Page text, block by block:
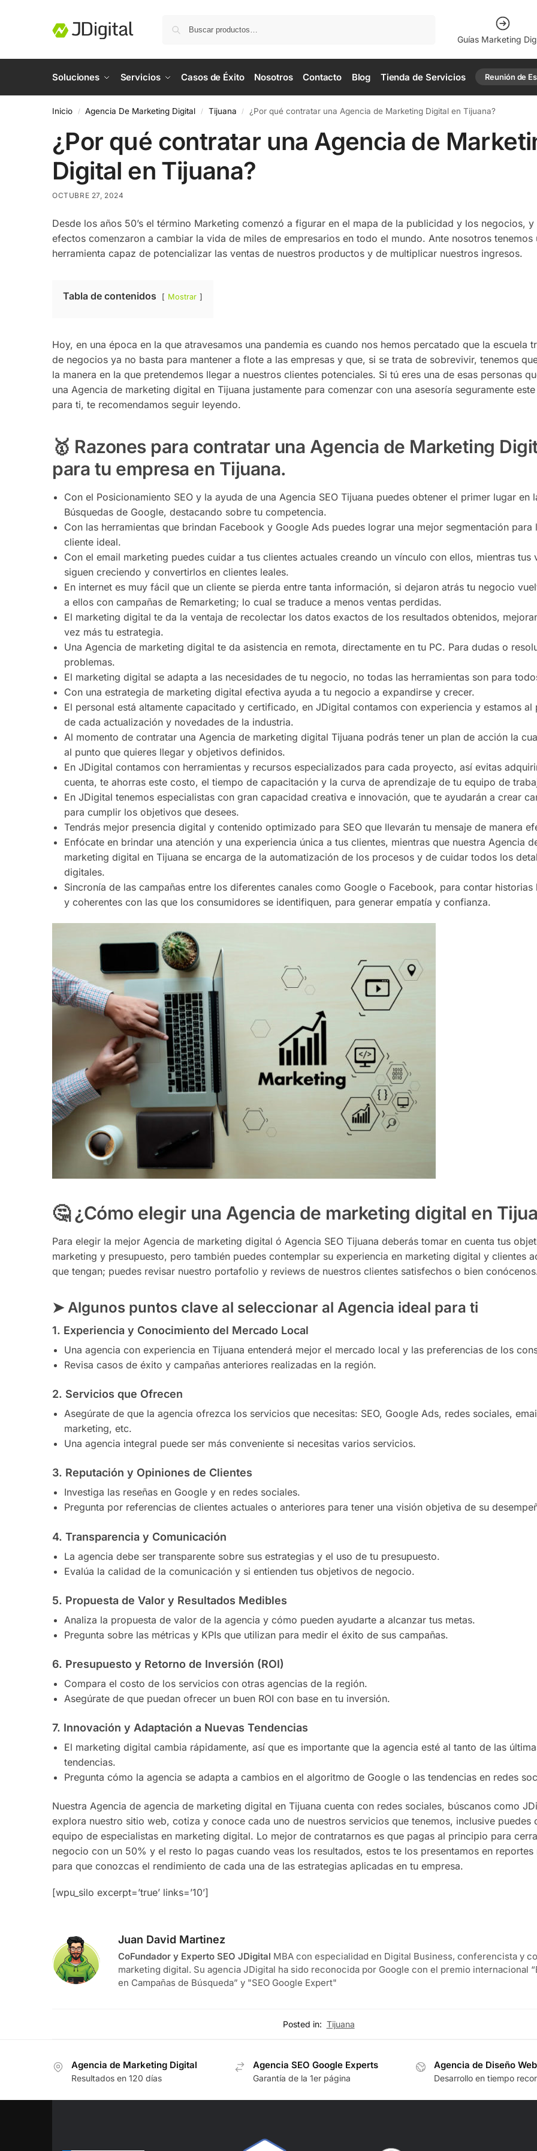
Guías Marketing
Soluciones Servicios Casos de Éxito Nosotros Contacto Blog Tienda de Servicios Reunión de
Inicio / Agencia De Marketing Digital / Tijuana / ¿Por qué contratar una Agencia de Marketing Digital en Tijuana?
¿Por qué contratar una Agencia de
Digital en Tijuana?
OCTUBRE 27, 2024
Desde los años 50’s el término Marketing comenzó a figurar en el mapa de la publicidad y los negocios, y
efectos comenzaron a cambiar la vida de miles de empresarios en todo el mundo. Ante nosotros tenemos
herramienta capaz de potencializar las ventas de nuestros productos y de multiplicar nuestros ingresos.
Tabla de contenidos Mostrar
Hoy, en una época en la que atravesamos una pandemia es cuando nos hemos percatado que la escuela
de negocios ya no basta para mantener a flote a las empresas y que, si se trata de sobrevivir, tenemos
la manera en la que pretendemos llegar a nuestros clientes potenciales. Si tú eres una de esas personas
una Agencia de marketing digital en Tijuana justamente para comenzar con una asesoría seguramente
para ti, te recomendamos seguir leyendo.
🥇 Razones para contratar una Agencia de Marketing
para tu empresa en Tijuana.
Con el Posicionamiento SEO y la ayuda de una Agencia SEO Tijuana puedes obtener el primer lugar en
Búsquedas de Google, destacando sobre tu competencia.
Con las herramientas que brindan Facebook y Google Ads puedes lograr una mejor segmentación para
cliente ideal.
Con el email marketing puedes cuidar a tus clientes actuales creando un vínculo con ellos, mientras tus
siguen creciendo y convertirlos en clientes leales.
En internet es muy fácil que un cliente se pierda entre tanta información, si dejaron atrás tu negocio
a ellos con campañas de Remarketing; lo cual se traduce a menos ventas perdidas.
El marketing digital te da la ventaja de recolectar los datos exactos de los resultados obtenidos,
vez más tu estrategia.
Una Agencia de marketing digital te da asistencia en remota, directamente en tu PC. Para dudas o
problemas.
El marketing digital se adapta a las necesidades de tu negocio, no todas las herramientas son para
Con una estrategia de marketing digital efectiva ayuda a tu negocio a expandirse y crecer.
El personal está altamente capacitado y certificado, en JDigital contamos con experiencia y estamos al
de cada actualización y novedades de la industria.
Al momento de contratar una Agencia de marketing digital Tijuana podrás tener un plan de acción la
al punto que quieres llegar y objetivos definidos.
En JDigital contamos con herramientas y recursos especializados para cada proyecto, así evitas
cuenta, te ahorras este costo, el tiempo de capacitación y la curva de aprendizaje de tu equipo de
En JDigital tenemos especialistas con gran capacidad creativa e innovación, que te ayudarán a crear
para cumplir los objetivos que desees.
Tendrás mejor presencia digital y contenido optimizado para SEO que llevarán tu mensaje de manera
Enfócate en brindar una atención y una experiencia única a tus clientes, mientras que nuestra Agencia
marketing digital en Tijuana se encarga de la automatización de los procesos y de cuidar todos los
digitales.
Sincronía de las campañas entre los diferentes canales como Google o Facebook, para contar historias
y coherentes con las que los consumidores se identifiquen, para generar empatía y confianza.
🤔 ¿Cómo elegir una Agencia de marketing digital en
Para elegir la mejor Agencia de marketing digital ó Agencia SEO Tijuana deberás tomar en cuenta tus
marketing y presupuesto, pero también puedes contemplar su experiencia en marketing digital y clientes
que tengan; puedes revisar nuestro portafolio y reviews de nuestros clientes satisfechos o bien
➤ Algunos puntos clave al seleccionar al Agencia ideal para ti
1. Experiencia y Conocimiento del Mercado Local
Una agencia con experiencia en Tijuana entenderá mejor el mercado local y las preferencias de los
Revisa casos de éxito y campañas anteriores realizadas en la región.
2. Servicios que Ofrecen
Asegúrate de que la agencia ofrezca los servicios que necesitas: SEO, Google Ads, redes sociales,
marketing, etc.
Una agencia integral puede ser más conveniente si necesitas varios servicios.
3. Reputación y Opiniones de Clientes
Investiga las reseñas en Google y en redes sociales.
Pregunta por referencias de clientes actuales o anteriores para tener una visión objetiva de su
4. Transparencia y Comunicación
La agencia debe ser transparente sobre sus estrategias y el uso de tu presupuesto.
Evalúa la calidad de la comunicación y si entienden tus objetivos de negocio.
5. Propuesta de Valor y Resultados Medibles
Analiza la propuesta de valor de la agencia y cómo pueden ayudarte a alcanzar tus metas.
Pregunta sobre las métricas y KPIs que utilizan para medir el éxito de sus campañas.
6. Presupuesto y Retorno de Inversión (ROI)
Compara el costo de los servicios con otras agencias de la región.
Asegúrate de que puedan ofrecer un buen ROI con base en tu inversión.
7. Innovación y Adaptación a Nuevas Tendencias
El marketing digital cambia rápidamente, así que es importante que la agencia esté al tanto de las
tendencias.
Pregunta cómo la agencia se adapta a cambios en el algoritmo de Google o las tendencias en redes
Nuestra Agencia de agencia de marketing digital en Tijuana cuenta con redes sociales, búscanos como
explora nuestro sitio web, cotiza y conoce cada uno de nuestros servicios que tenemos, inclusive puedes
equipo de especialistas en marketing digital. Lo mejor de contratarnos es que pagas al principio para
negocio con un 50% y el resto lo pagas cuando veas los resultados, estos te los presentamos en reportes
para que conozcas el rendimiento de cada una de las estrategias aplicadas en tu empresa.
[wpu_silo excerpt=’true’ links=’10’]
Juan David Martinez
CoFundador y Experto SEO JDigital MBA con especialidad en Digital Business, conferencista y
marketing digital. Su agencia JDigital ha sido reconocida por Google con el premio internacional
en Campañas de Búsqueda” y "SEO Google Expert"
Posted in: Tijuana
Agencia de Marketing Digital
Resultados en 120 días
Agencia SEO Google Experts
Garantía de la 1er página
Agencia de Diseño Web
Desarrollo en tiempo